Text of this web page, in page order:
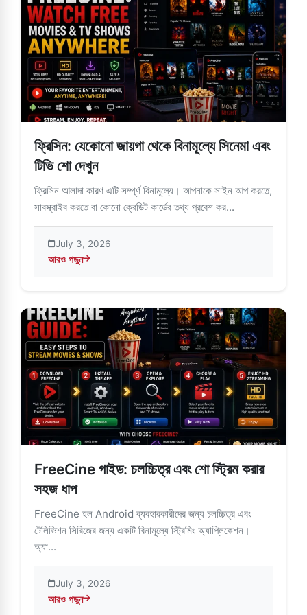
ফ্রিসিন: যেকোনো জায়গা থেকে বিনামূল্যে সিনেমা এবং
টিভি শো দেখুন
ফ্রিসিন আলাদা কারণ এটি সম্পূর্ণ বিনামূল্যে। আপনাকে সাইন আপ করতে,
সাবস্ক্রাইব করতে বা কোনো ক্রেডিট কার্ডের তথ্য প্রবেশ কর...
July 3, 2026
আরও পড়ুন
about ফ্রিসিন: যেকোনো জায়গা থেকে বিনামূল্যে সিনেমা এবং টিভি শো দেখুন
FreeCine গাইড: চলচ্চিত্র এবং শো স্ট্রিম করার
সহজ ধাপ
FreeCine হল Android ব্যবহারকারীদের জন্য চলচ্চিত্র এবং
টেলিভিশন সিরিজের জন্য একটি বিনামূল্যে স্ট্রিমিং অ্যাপ্লিকেশন।
অ্যা...
July 3, 2026
আরও পড়ুন
about FreeCine গাইড: চলচ্চিত্র এবং শো স্ট্রিম করার সহজ ধাপ